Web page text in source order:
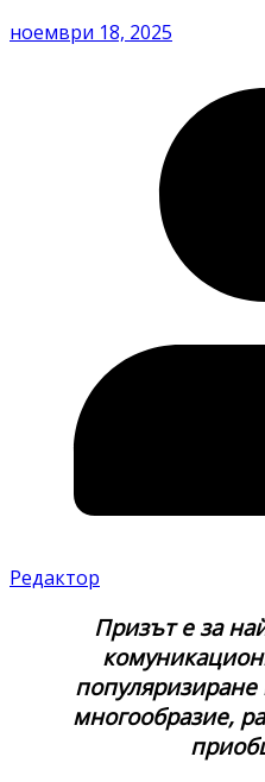
ноември 18, 2025
Редактор
Призът е за
многообразие,